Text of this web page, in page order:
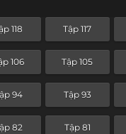
118 Tập 117
106 Tập 105
94 Tập 93
82 Tập 81